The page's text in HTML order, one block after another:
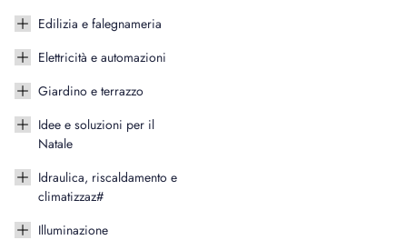
Edilizia e falegnameria
Elettricità e automazioni
Giardino e terrazzo
Idee e soluzioni per il
Natale
Idraulica, riscaldamento e
climatizzaz#
Illuminazione